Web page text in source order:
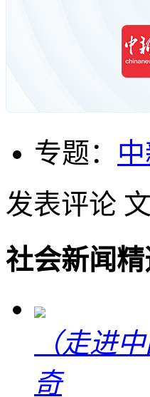
专题：
发表评论
社会新闻精
（走进
奇